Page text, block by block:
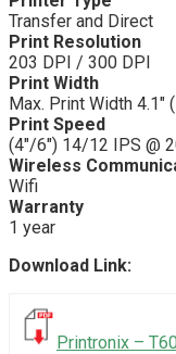
Transfer and Direct
Print Resolution
203 DPI / 300 DPI
Print Width
Max. Print Width 4.1″
Print Speed
(4″/6″) 14/12 IPS @
Wireless
Wifi
Warranty
1 year
Download Link:
Printronix –